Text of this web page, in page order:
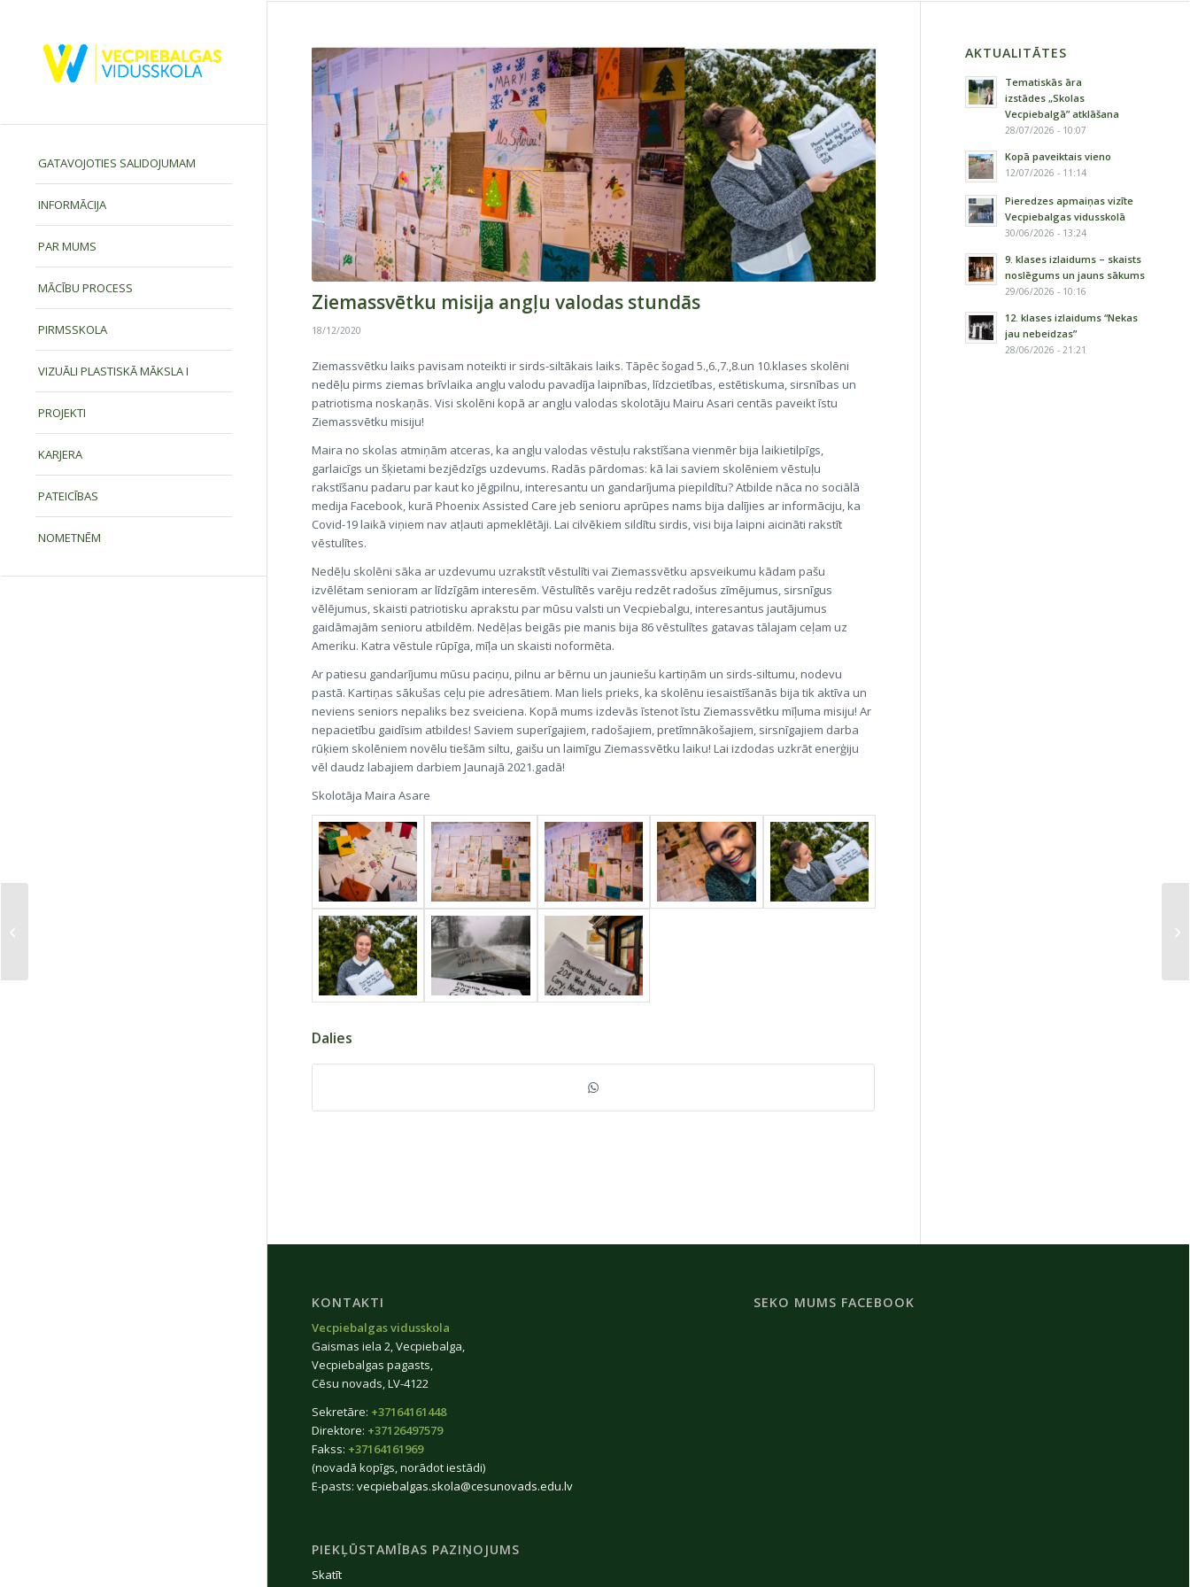
GATAVOJOTIES SALIDOJUMAM
INFORMĀCIJA
PAR MUMS
MĀCĪBU PROCESS
PIRMSSKOLA
VIZUĀLI PLASTISKĀ MĀKSLA I
PROJEKTI
KARJERA
PATEICĪBAS
NOMETNĒM
Ziemassvētku misija angļu valodas stundās
18/12/2020
Ziemassvētku laiks pavisam noteikti ir sirds-siltākais laiks. Tāpēc šogad 5.,6.,7.,8.un 10.klases skolēni
nedēļu pirms ziemas brīvlaika angļu valodu pavadīja laipnības, līdzcietības, estētiskuma, sirsnības un
patriotisma noskaņās. Visi skolēni kopā ar angļu valodas skolotāju Mairu Asari centās paveikt īstu
Ziemassvētku misiju!
Maira no skolas atmiņām atceras, ka angļu valodas vēstuļu rakstīšana vienmēr bija laikietilpīgs,
garlaicīgs un šķietami bezjēdzīgs uzdevums. Radās pārdomas: kā lai saviem skolēniem vēstuļu
rakstīšanu padaru par kaut ko jēgpilnu, interesantu un gandarījuma piepildītu? Atbilde nāca no sociālā
medija Facebook, kurā Phoenix Assisted Care jeb senioru aprūpes nams bija dalījies ar informāciju, ka
Covid-19 laikā viņiem nav atļauti apmeklētāji. Lai cilvēkiem sildītu sirdis, visi bija laipni aicināti rakstīt
vēstulītes.
Nedēļu skolēni sāka ar uzdevumu uzrakstīt vēstulīti vai Ziemassvētku apsveikumu kādam pašu
izvēlētam senioram ar līdzīgām interesēm. Vēstulītēs varēju redzēt radošus zīmējumus, sirsnīgus
vēlējumus, skaisti patriotisku aprakstu par mūsu valsti un Vecpiebalgu, interesantus jautājumus
gaidāmajām senioru atbildēm. Nedēļas beigās pie manis bija 86 vēstulītes gatavas tālajam ceļam uz
Ameriku. Katra vēstule rūpīga, mīļa un skaisti noformēta.
Ar patiesu gandarījumu mūsu paciņu, pilnu ar bērnu un jauniešu kartiņām un sirds-siltumu, nodevu
pastā. Kartiņas sākušas ceļu pie adresātiem. Man liels prieks, ka skolēnu iesaistīšanās bija tik aktīva un
neviens seniors nepaliks bez sveiciena. Kopā mums izdevās īstenot īstu Ziemassvētku mīļuma misiju! Ar
nepacietību gaidīsim atbildes! Saviem superīgajiem, radošajiem, pretīmnākošajiem, sirsnīgajiem darba
rūķiem skolēniem novēlu tiešām siltu, gaišu un laimīgu Ziemassvētku laiku! Lai izdodas uzkrāt enerģiju
vēl daudz labajiem darbiem Jaunajā 2021.gadā!
Skolotāja Maira Asare
Dalies
AKTUALITĀTES
Tematiskās āra
izstādes „Skolas
Vecpiebalgā” atklāšana
28/07/2026 - 10:07
Kopā paveiktais vieno
12/07/2026 - 11:14
Pieredzes apmaiņas vizīte
Vecpiebalgas vidusskolā
30/06/2026 - 13:24
9. klases izlaidums – skaists
noslēgums un jauns sākums
29/06/2026 - 10:16
12. klases izlaidums “Nekas
jau nebeidzas”
28/06/2026 - 21:21
KONTAKTI
Vecpiebalgas vidusskola
Gaismas iela 2, Vecpiebalga,
Vecpiebalgas pagasts,
Cēsu novads, LV-4122
Sekretāre: +37164161448
Direktore: +37126497579
Fakss: +37164161969
(novadā kopīgs, norādot iestādi)
E-pasts: vecpiebalgas.skola@cesunovads.edu.lv
PIEKĻŪSTAMĪBAS PAZIŅOJUMS
Skatīt
SEKO MUMS FACEBOOK